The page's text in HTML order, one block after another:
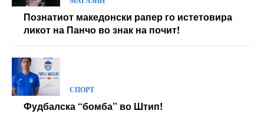
Познатиот македонски рапер го истетовира
ликот на Панчо во знак на почит!
СПОРТ
Фудбалска “бомба” во Штип!